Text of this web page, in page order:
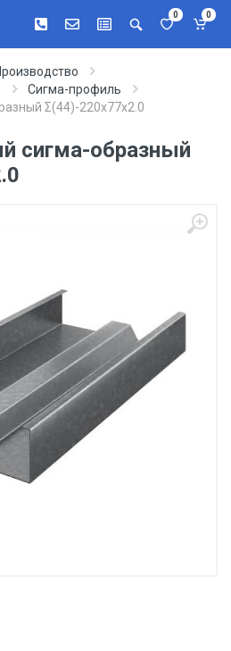
0 0
Сигма-профиль
Σ(44)-220х77х2.0
сигма-образный